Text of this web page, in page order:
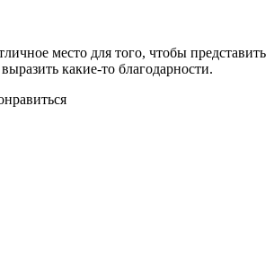
место для того, чтобы представить
какие-то благодарности.